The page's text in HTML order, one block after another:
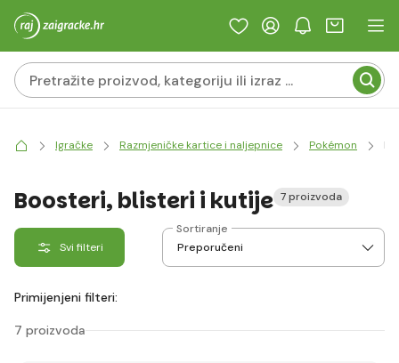
Igračke Razmjeničke kartice i naljepnice Pokémon
Boosteri, blisteri i kutije 7 proizvoda
Svi filteri
Sortiranje
Primijenjeni filteri:
7 proizvoda